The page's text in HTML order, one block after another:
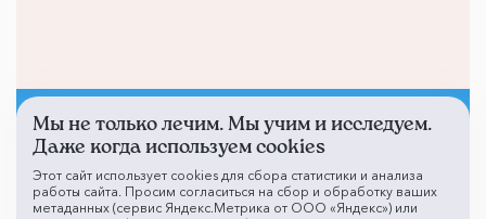
Не смогли записаться к
врачу?
Мы не только лечим. Мы учим и исследуем.
Даже когда используем cookies
Этот сайт использует cookies для сбора статистики и анализа
работы сайта. Просим согласиться на сбор и обработку ваших
метаданных (сервис Яндекс.Метрика от ООО «Яндекс») или